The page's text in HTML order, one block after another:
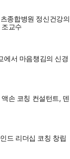
종합병원 정신건강의
교수
에서 마음챙김의 신경
손 코칭 컨설턴트, 덴
드 리더십 코칭 창립